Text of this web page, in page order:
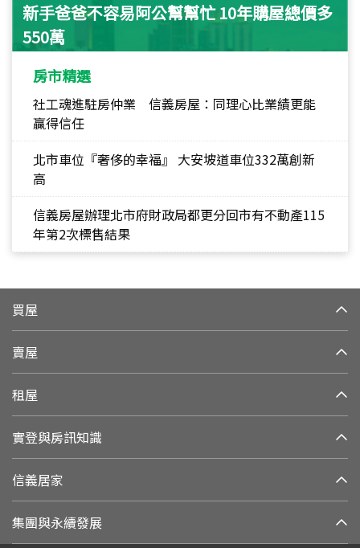
新手爸爸不容易阿公幫幫忙 10年購屋總價多
550萬
房市精選
社工魂進駐房仲業 信義房屋：同理心比業績更能
贏得信任
北市車位『奢侈的幸福』 大安坡道車位332萬創新
高
信義房屋辦理北市府財政局都更分回市有不動產115
年第2次標售結果
買屋
賣屋
租屋
實登與房訊知識
信義居家
集團與永續發展